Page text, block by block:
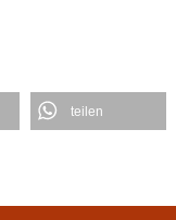
teilen